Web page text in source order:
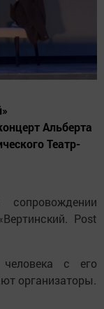
Альберта
Театр-
Post
человека с его
организаторы.